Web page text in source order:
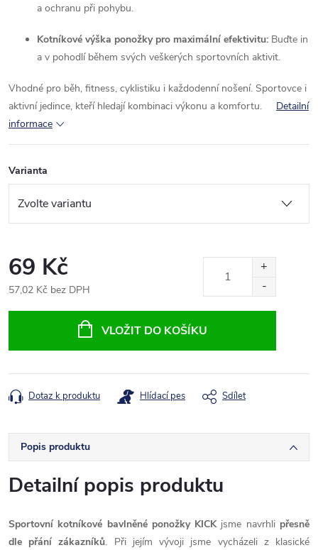
a ochranu při pohybu.
Kotníkové výška ponožky pro maximální efektivitu: Buďte in
a v pohodlí během svých veškerých sportovních aktivit.
Vhodné pro běh, fitness, cyklistiku i každodenní nošení. Sportovce i
aktivní jedince, kteří hledají kombinaci výkonu a komfortu.
Detailní
informace
Varianta
69 Kč
57,02 Kč bez DPH
VLOŽIT DO KOŠÍKU
Dotaz k produktu Hlídací pes Sdílet
Popis produktu
Detailní popis produktu
Sportovní kotníkové bavlněné ponožky KICKjsme navrhli přesně
dle přání zákazníků. Při jejím vývoji jsme vycházeli z klasické